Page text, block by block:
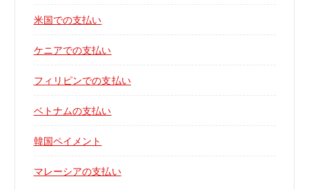
米国での支払い
ケニアでの支払い
フィリピンでの支払い
ベトナムの支払い
韓国ペイメント
マレーシアの支払い